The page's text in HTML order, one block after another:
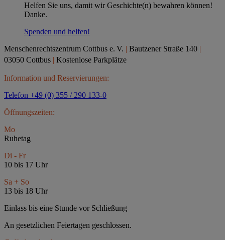
Helfen Sie uns, damit wir Geschichte(n) bewahren können!
Danke.
Spenden und helfen!
Menschenrechtszentrum Cottbus e. V. | Bautzener Straße 140 |
03050 Cottbus | Kostenlose Parkplätze
Information und Reservierungen:
Telefon +49 (0) 355 / 290 133-0
Öffnungszeiten:
Mo
Ruhetag
Di - Fr
10 bis 17 Uhr
Sa + So
13 bis 18 Uhr
Einlass bis eine Stunde vor Schließung
An gesetzlichen Feiertagen geschlossen.